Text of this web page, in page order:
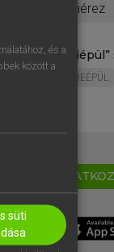
kiérez
„ kiépül
BEÉPÜL
és a
között a
süti